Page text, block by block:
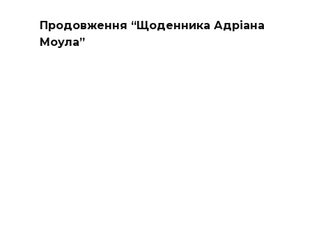
Продовження “Щоденника Адріана
Моула”